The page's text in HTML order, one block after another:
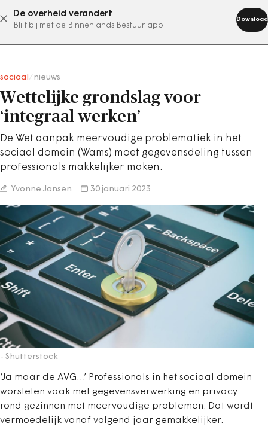
De overheid verandert
Blijf bij met de Binnenlands Bestuur app
Download
abonneer nu
sociaal nieuws
Wettelijke grondslag voor
‘integraal werken’
De Wet aanpak meervoudige problematiek in het
sociaal domein (Wams) moet gegevensdeling tussen
professionals makkelijker maken.
Yvonne Jansen 30 januari 2023
- Shutterstock
‘Ja maar de AVG…’ Professionals in het sociaal domein
worstelen vaak met gegevensverwerking en privacy
rond gezinnen met meervoudige problemen. Dat wordt
vermoedelijk vanaf volgend jaar gemakkelijker.